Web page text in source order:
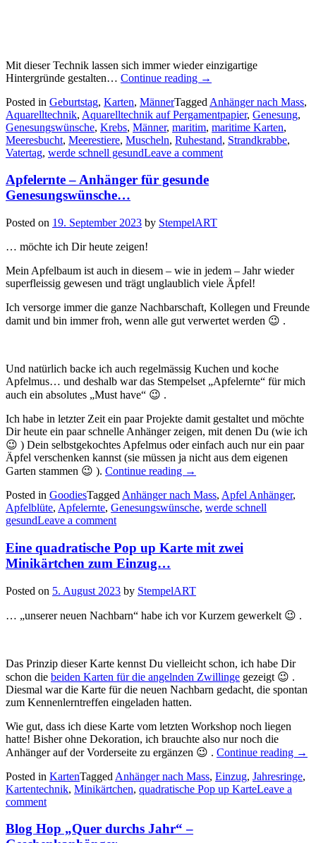
Mit dieser Technik lassen sich immer wieder einzigartige
Hintergründe gestalten… Continue reading „Meeresbucht
maritime
Karten
mit
Aquarelltechnik
auf
→
Posted in Geburtstag, Karten, MännerTagged Anhänger nach Mass,
Aquarelltechnik, Aquarelltechnik auf Pergamentpapier, Genesung,
Genesungswünsche, Krebs, Männer, maritim, maritime Karten,
Meeresbucht, Meerestiere, Muscheln, Ruhestand, Strandkrabbe,
Vatertag, werde schnell gesundLeave a comment
Apfelernte – Anhänger für gesunde
Genesungswünsche…
Posted on 19. September 2023 by StempelART
… möchte ich Dir heute zeigen!
Mein Apfelbaum ist auch in diesem – wie in jedem – Jahr wieder
superfleissig gewesen und trägt unglaublich viele Äpfel!
Ich versorge immer die ganze Nachbarschaft, Kollegen und Freunde
damit und bin immer froh, wenn alle gut verwertet werden 😉 .
Und natürlich backe ich auch regelmässig Kuchen und koche
Apfelmus… und deshalb war das Stempelset „Apfelernte“ für mich
auch ein absolutes „Must have“ 😉 .
Ich habe in letzter Zeit ein paar Projekte damit gestaltet und möchte
Dir heute ein paar schnelle Anhänger zeigen, mit denen Du (wie ich
😉 ) Dein selbstgekochtes Apfelmus oder einfach auch nur ein paar
Äpfel verschenken kannst (sie müssen ja nicht aus dem eigenen
Garten stammen 😉 ). Continue reading
„Apfelernte
Anhänger
für
→
Posted in GoodiesTagged Anhänger nach Mass, Apfel Anhänger,
Apfelblüte, Apfelernte, Genesungswünsche, werde schnell
gesundLeave a comment
Eine quadratische Pop up Karte mit zwei
Minikärtchen zum Einzug…
Posted on 5. August 2023 by StempelART
… „unserer neuen Nachbarn“ habe ich vor Kurzem gewerkelt 😉 .
Das Prinzip dieser Karte kennst Du vielleicht schon, ich habe Dir
schon die beiden Karten für die angelnden Zwillinge gezeigt 😉 .
Diesmal war die Karte für die neuen Nachbarn gedacht, die spontan
zum Kennenlerntreffen eingeladen hatten.
Wie gut, dass ich diese Karte vom letzten Workshop noch liegen
hatte! Bisher ohne Dekoration, ich brauchte also nur noch die
Anhänger auf der Vorderseite zu ergänzen 😉 . Continue reading
Pop
→
Posted in KartenTagged Anhänger nach Mass, Einzug, Jahresringe,
Kartentechnik, Minikärtchen, quadratische Pop up KarteLeave a
comment
Blog Hop „Quer durchs Jahr“ –